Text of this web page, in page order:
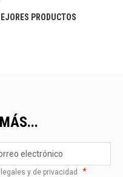
PRODUCTOS
y de privacidad *